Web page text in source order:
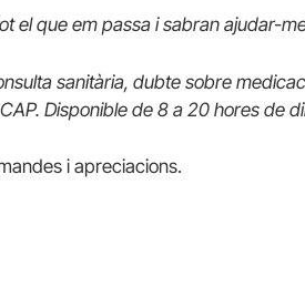
el que em passa i sabran ajudar-
sanitària, dubte sobre
Disponible de 8 a 20 hores de
i apreciacions.